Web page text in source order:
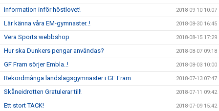
Information inför höstlovet! 2018-09-10 10:07
Lär känna våra EM-gymnaster..! 2018-08-30 16:45
Vera Sports webbshop 2018-08-15 17:29
Hur ska Dunkers pengar användas? 2018-08-07 09:18
GF Fram sörjer Embla..! 2018-08-03 10:00
Rekordmånga landslagsgymnaster i GF Fram 2018-07-13 07:47
Skåneidrotten Gratulerar till! 2018-07-11 09:42
Ett stort TACK! 2018-07-09 15:42